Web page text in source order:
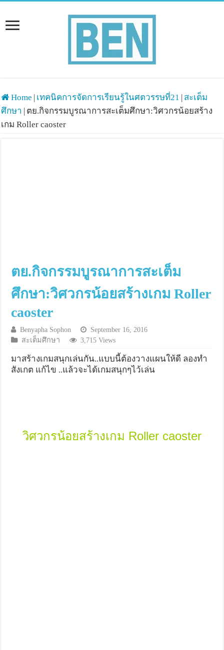
Home | เทคนิคการจัดการเรียนรู้ในศตวรรษที่21 | สะเต็ม
ศึกษา | ตย.กิจกรรมบูรณาการสะเต็มศึกษา:วิศวกรน้อยสร้าง
เกม Roller caoster
ตย.กิจกรรมบูรณาการสะเต็ม
ศึกษา:วิศวกรน้อยสร้างเกม Roller
caoster
Benyapha Sophon
September 16, 2016
สะเต็มศึกษา
3,715 Views
มาสร้างเกมสนุกเล่นกัน..แบบนี้ต้องวางแผนให้ดี ลองทำ
สังเกต แก้ไข ..แล้วจะได้เกมสนุกๆไว้เล่น
วิศวกรน้อยสร้างเกม Roller caoster